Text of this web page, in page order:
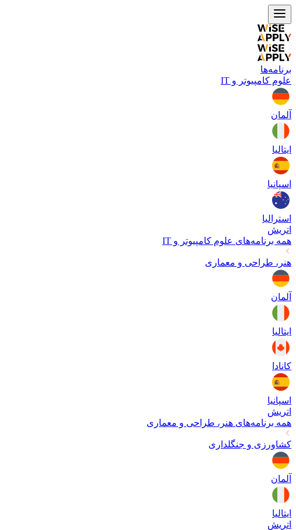
برنامه‌ها
علوم کامپیوتر و IT
آلمان
ایتالیا
اسپانیا
استرالیا
اتریش
همه برنامه‌های علوم کامپیوتر و IT
هنر، طراحی و معماری
آلمان
ایتالیا
کانادا
اسپانیا
اتریش
همه برنامه‌های هنر، طراحی و معماری
کشاورزی و جنگلداری
آلمان
ایتالیا
اتریش